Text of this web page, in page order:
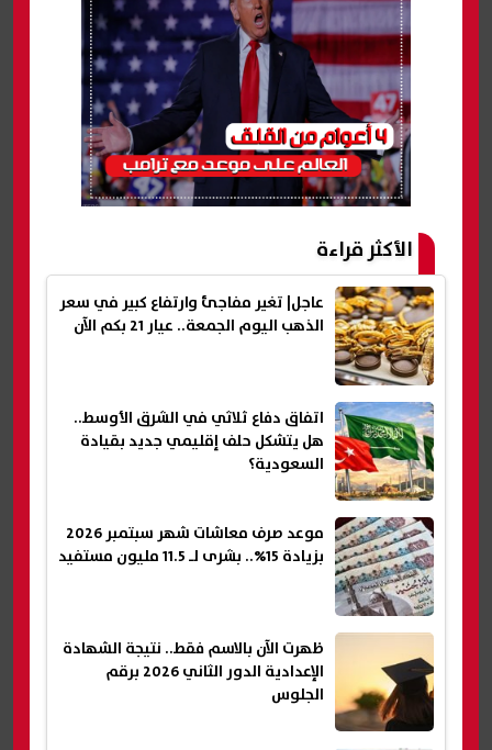
الأكثر قراءة
عاجل| تغير مفاجئ وارتفاع كبير في سعر
الذهب اليوم الجمعة.. عيار 21 بكم الآن
اتفاق دفاع ثلاثي في الشرق الأوسط..
هل يتشكل حلف إقليمي جديد بقيادة
السعودية؟
موعد صرف معاشات شهر سبتمبر 2026
بزيادة 15%.. بشرى لـ 11.5 مليون مستفيد
ظهرت الآن بالاسم فقط.. نتيجة الشهادة
الإعدادية الدور الثاني 2026 برقم
الجلوس